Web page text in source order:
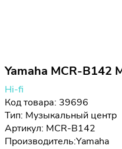
Yamaha MCR-B142
Hi-fi
Код товара: 39696
Тип: Музыкальный центр
Артикул: MCR-B142
Производитель:Yamaha